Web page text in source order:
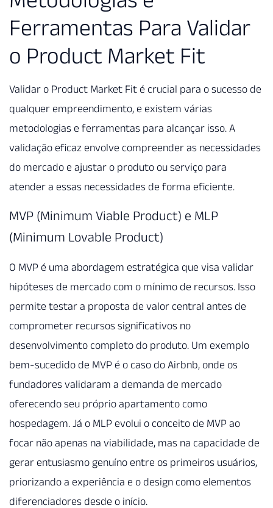
Ferramentas Para Validar
o Product Market Fit
Validar o Product Market Fit é crucial para o sucesso de
qualquer empreendimento, e existem várias
metodologias e ferramentas para alcançar isso. A
validação eficaz envolve compreender as necessidades
do mercado e ajustar o produto ou serviço para
atender a essas necessidades de forma eficiente.
MVP (Minimum Viable Product) e MLP
(Minimum Lovable Product)
O MVP é uma abordagem estratégica que visa validar
hipóteses de mercado com o mínimo de recursos. Isso
permite testar a proposta de valor central antes de
comprometer recursos significativos no
desenvolvimento completo do produto. Um exemplo
bem-sucedido de MVP é o caso do Airbnb, onde os
fundadores validaram a demanda de mercado
oferecendo seu próprio apartamento como
hospedagem. Já o MLP evolui o conceito de MVP ao
focar não apenas na viabilidade, mas na capacidade de
gerar entusiasmo genuíno entre os primeiros usuários,
priorizando a experiência e o design como elementos
diferenciadores desde o início.